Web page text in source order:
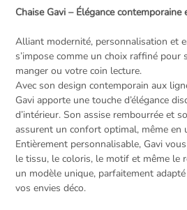
Chaise Gavi – Élégance
Alliant modernité, personnalisation et
s’impose comme un choix raffiné pour
manger ou votre coin lecture.
Avec son design contemporain aux
Gavi apporte une touche d’élégance
d’intérieur. Son assise rembourrée et
assurent un confort optimal, même en
Entièrement personnalisable, Gavi
le tissu, le coloris, le motif et même le
un modèle unique, parfaitement
vos envies déco.